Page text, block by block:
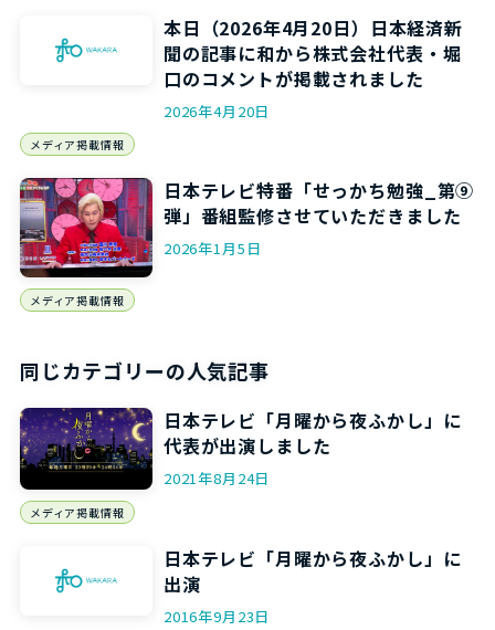
本日（2026年4月20日）日本経済新
聞の記事に和から株式会社代表・堀
口のコメントが掲載されました
2026年4月20日
メディア掲載情報
日本テレビ特番「せっかち勉強_第⑨
弾」番組監修させていただきました
2026年1月5日
メディア掲載情報
同じカテゴリーの人気記事
日本テレビ「月曜から夜ふかし」に
代表が出演しました
2021年8月24日
メディア掲載情報
日本テレビ「月曜から夜ふかし」に
出演
2016年9月23日